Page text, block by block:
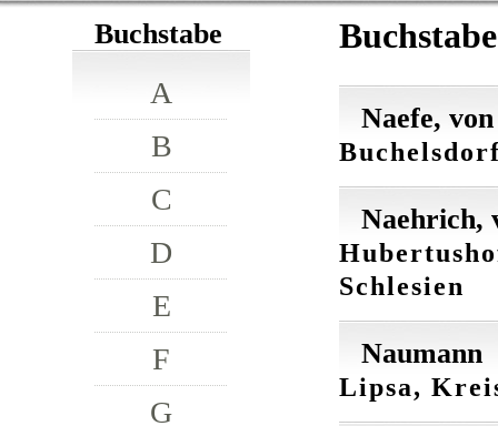
Naefe, von
Naehrich,
Schlesien
Naumann
Lipsa,
Buchstabe
A
B
C
D
E
F
G